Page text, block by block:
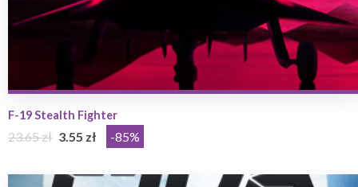
F-19 Stealth Fighter
23.65 zł 3.55 zł -85%